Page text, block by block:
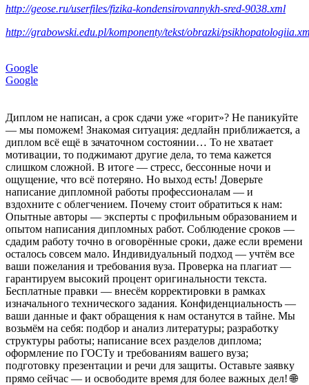
http://geose.ru/userfiles/fizika-kondensirovannykh-sred-9038.xml
http://grabowski.edu.pl/komponenty/tekst/obrazki/
Google
Google
Диплом не написан, а срок сдачи уже «горит»? Не паникуйте
— мы поможем! Знакомая ситуация: дедлайн приближается, а
диплом всё ещё в зачаточном состоянии… То не хватает
мотивации, то поджимают другие дела, то тема кажется
слишком сложной. В итоге — стресс, бессонные ночи и
ощущение, что всё потеряно. Но выход есть! Доверьте
написание дипломной работы профессионалам — и
вздохните с облегчением. Почему стоит обратиться к нам:
Опытные авторы — эксперты с профильным образованием и
опытом написания дипломных работ. Соблюдение сроков —
сдадим работу точно в оговорённые сроки, даже если времени
осталось совсем мало. Индивидуальный подход — учтём все
ваши пожелания и требования вуза. Проверка на плагиат —
гарантируем высокий процент оригинальности текста.
Бесплатные правки — внесём корректировки в рамках
изначального технического задания. Конфиденциальность —
ваши данные и факт обращения к нам останутся в тайне. Мы
возьмём на себя: подбор и анализ литературы; разработку
структуры работы; написание всех разделов диплома;
оформление по ГОСТу и требованиям вашего вуза;
подготовку презентации и речи для защиты. Оставьте заявку
прямо сейчас — и освободите время для более важных дел! 🌐